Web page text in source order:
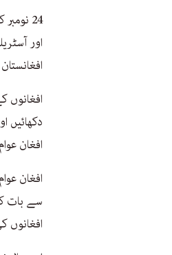
24
اور
دکھائیں
افغان
افغان
سے بات
افغانوں